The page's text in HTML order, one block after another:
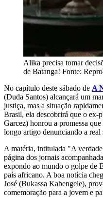
Alika precisa tomar
de Batanga! Fonte:
No capítulo deste sábado de A
(Duda Santos) alcançará um
justiça, mas a situação
Brasil, ela descobrirá que o ex-
Garcez) honrou a promessa
longo artigo denunciando a
A matéria, intitulada "A
página dos jornais
expondo ao mundo o golpe de
país africano. A boa notícia
José (Bukassa Kabengele),
comemoração para a jovem e